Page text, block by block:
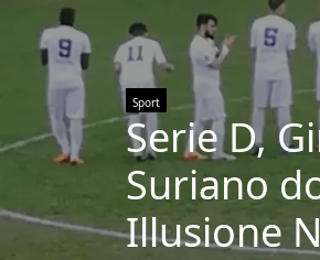
Sport
Serie D,
Suriano
Illusione